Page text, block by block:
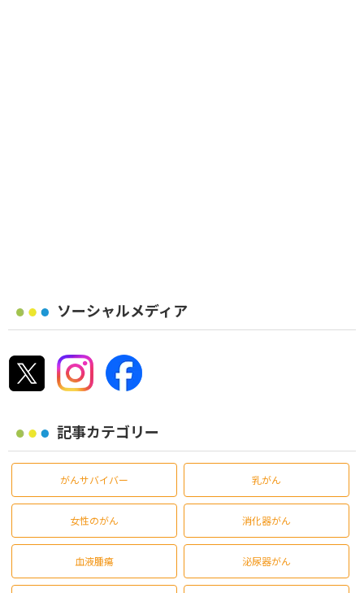
ソーシャルメディア
記事カテゴリー
がんサバイバー 乳がん
女性のがん 消化器がん
血液腫瘍 泌尿器がん